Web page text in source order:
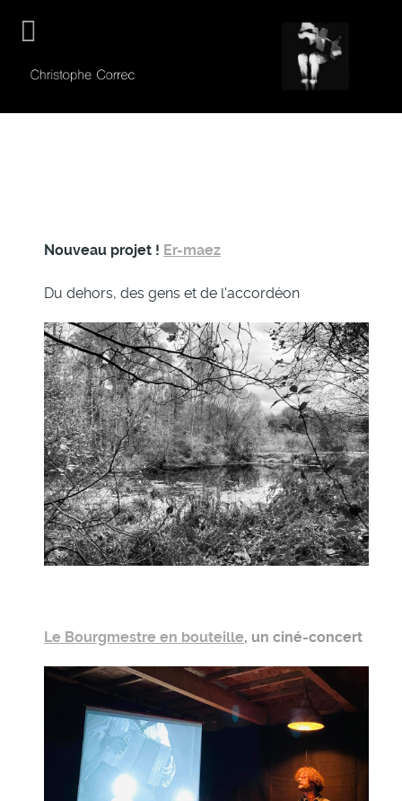
Nouveau projet ! Er-maez
Du dehors, des gens et de l'accordéon
Le Bourgmestre en bouteille, un ciné-concert